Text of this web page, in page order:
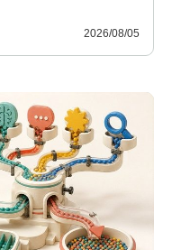
2026/08/05